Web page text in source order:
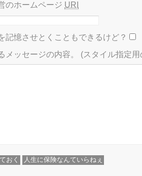
のホームページ URI
記憶させとくこともできるけど？
メッセージの内容。 (スタイル指定